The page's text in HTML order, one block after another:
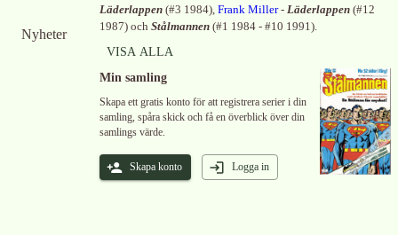
Nyheter
Läderlappen (#3 1984), Frank Miller- Läderlappen (#12
1987) och Stålmannen (#1 1984 - #10 1991).
VISA ALLA
Min samling
Skapa ett gratis konto för att registrera serier i din
samling, spåra skick och få en överblick över din
samlings värde.
Skapa konto Logga in